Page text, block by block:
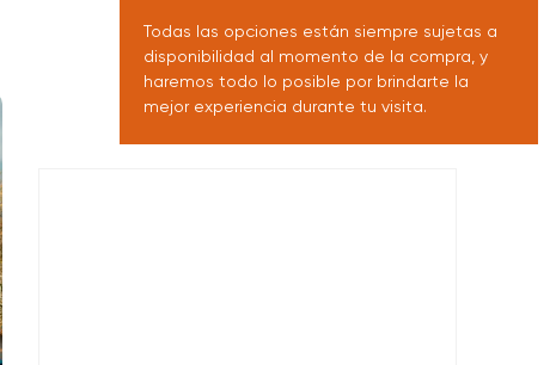
Todas las opciones están siempre sujetas a
disponibilidad al momento de la compra, y
haremos todo lo posible por brindarte la
mejor experiencia durante tu visita.